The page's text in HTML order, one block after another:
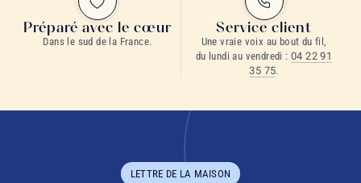
Préparé avec le cœur
Dans le sud de la France.
Service client
Une vraie voix au bout du fil,
du lundi au vendredi :04 22 91
35 75.
LETTRE DE LA MAISON